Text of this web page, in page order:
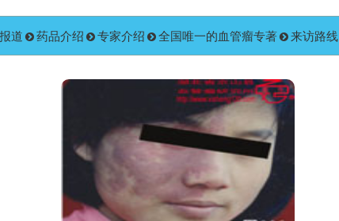
道 药品介绍 专家介绍 全国唯一的血管瘤专著 来访路线